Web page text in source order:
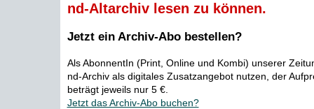
nd-Altarchiv lesen zu können.
Jetzt ein Archiv-Abo bestellen?
Als AbonnentIn (Print, Online und Kombi) unserer
nd-Archiv als digitales Zusatzangebot nutzen, der
beträgt jeweils nur 5 €.
Jetzt das Archiv-Abo buchen?